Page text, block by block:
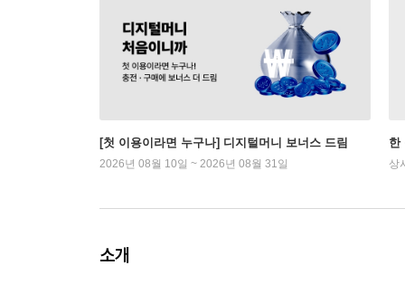
[첫 이용이라면 누구나] 디지털머니 보너스 드림
2026년 08월 10일 ~ 2026년 08월 31일
한
상
소개